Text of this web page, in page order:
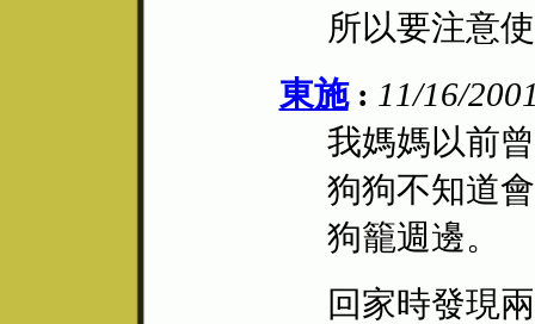
所以要注意
東施: 11/16/
我媽媽以前
狗狗不知道
狗籠週邊。
回家時發現